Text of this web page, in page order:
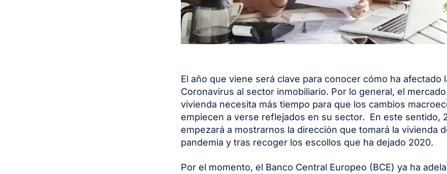
El año que viene será clave para conocer cómo ha afectado
Coronavirus al sector inmobiliario. Por lo general, el
vivienda necesita más tiempo para que los cambios
empiecen a verse reflejados en su sector. En este sentido,
empezará a mostrarnos la dirección que tomará la vivienda
pandemia y tras recoger los escollos que ha dejado 2020.
Por el momento, el Banco Central Europeo (BCE) ya ha